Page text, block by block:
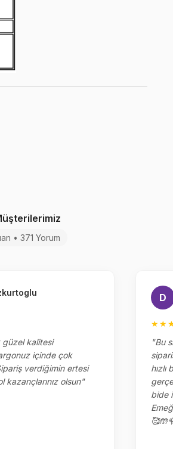
• 371 Yorum
kalitesi
içinde çok
verdiğimin ertesi
kazançlarınız olsun"
D
"Bu
sipariş
bide